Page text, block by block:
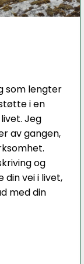
som lengter
i en
Jeg
av gangen,
og
din vei i livet,
med din